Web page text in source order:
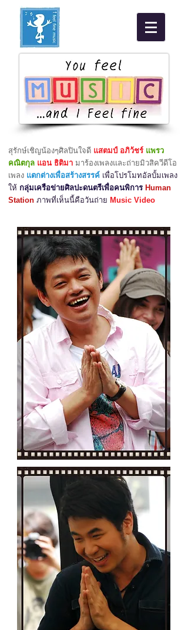
สุรักษ์เชิญน้องๆศิลปินใจดี แสตมป์ อภิว้ชร์ แพรว
คณิตกุล แอน ธิติมา มาร้องเพลงและถ่ายมิวสิควีดีโอ
เพลง แตกต่างเพื่อสร้างสรรค์ เพื่อโปรโมทอัลบั้มเพลง
ให้ กลุ่มเครือข่ายศิลปะดนตรีเพื่อคนพิการ Human
Station ภาพที่เห็นนี้คือวันถ่าย Music Video